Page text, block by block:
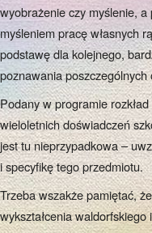
wyobrażenie czy myślenie,
myśleniem pracę własnych
podstawę dla kolejnego,
poznawania
Podany w programie
wieloletnich doświadczeń
jest tu nieprzypadkowa –
i specyfikę tego przedmiotu.
Trzeba wszakże pamiętać,
wykształcenia